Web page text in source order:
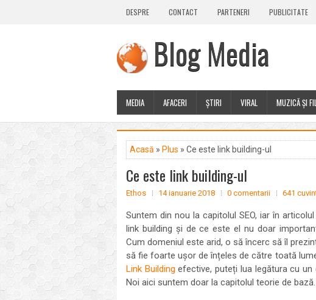
DESPRE CONTACT PARTENERI PUBLICITATE
Blog Media
MEDIA AFACERI ȘTIRI VIRAL MUZICĂ ȘI
Acasă » Plus » Ce este link building-ul
Ce este link building-ul
Ethos 14 ianuarie 2018 0 comentarii 641
Suntem din nou la capitolul SEO, iar în
link building și de ce este el nu doar
Cum domeniul este arid, o să încerc să îl
să fie foarte ușor de înțeles de către toată
Link Building efective, puteți lua legătura cu un
Noi aici suntem doar la capitolul teorie de bază.